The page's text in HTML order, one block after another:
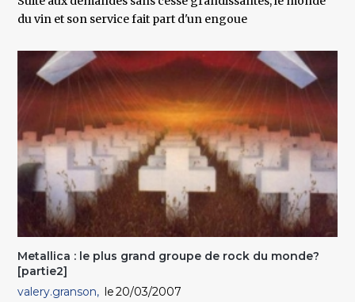
du vin et son service fait part d'un engoue
Metallica : le plus grand groupe de rock du monde?
[partie2]
valery.granson
20/03/2007